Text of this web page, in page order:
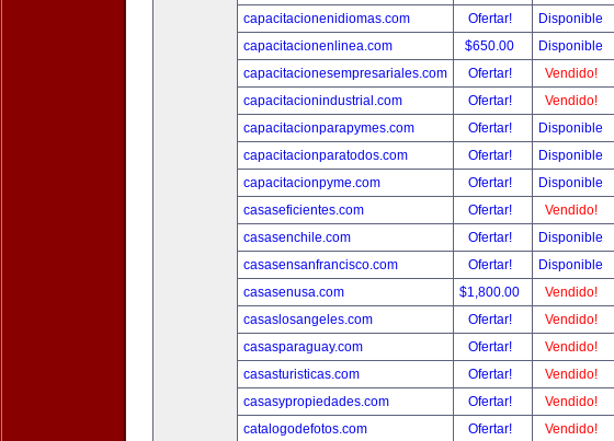
capacitacionenidiomas.com
Ofertar!
Disponible
capacitacionenlinea.com
$650.00
Disponible
capacitacionesempresariales.com
Ofertar!
Vendido!
capacitacionindustrial.com
Ofertar!
Vendido!
capacitacionparapymes.com
Ofertar!
Disponible
capacitacionparatodos.com
Ofertar!
Disponible
capacitacionpyme.com
Ofertar!
Disponible
casaseficientes.com
Ofertar!
Vendido!
casasenchile.com
Ofertar!
Disponible
casasensanfrancisco.com
Ofertar!
Disponible
casasenusa.com
$1,800.00
Vendido!
casaslosangeles.com
Ofertar!
Vendido!
casasparaguay.com
Ofertar!
Vendido!
casasturisticas.com
Ofertar!
Vendido!
casasypropiedades.com
Ofertar!
Vendido!
catalogodefotos.com
Ofertar! Vendido!